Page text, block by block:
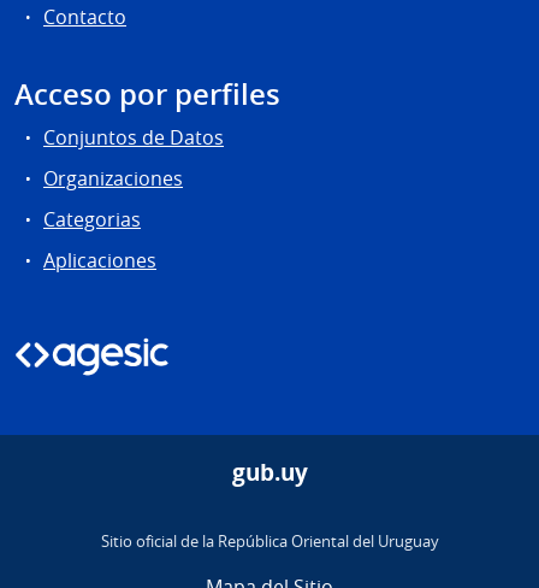
Contacto
Acceso por perfiles
Conjuntos de Datos
Organizaciones
Categorias
Aplicaciones
gub.uy
Sitio oficial de la República Oriental del Uruguay